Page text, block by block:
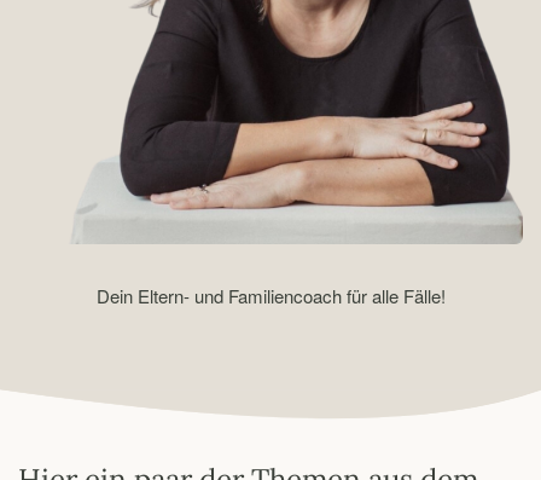
Dein Eltern- und Familiencoach für alle Fälle!